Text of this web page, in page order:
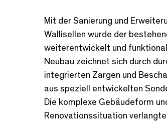
Mit der Sanierung und
Wallisellen wurde der
weiterentwickelt und
Neubau zeichnet sich durch
integrierten Zargen und
aus speziell entwickelten
Die komplexe Gebäudeform
Renovationssituation